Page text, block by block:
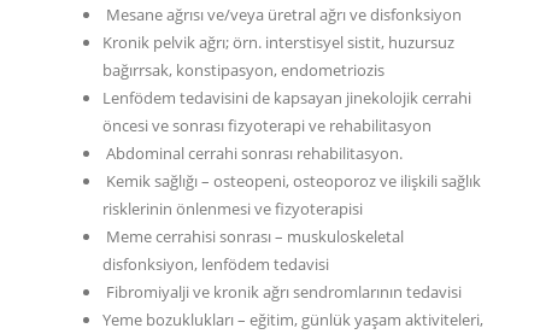
Mesane ağrısı ve/veya üretral ağrı ve disfonksiyon
Kronik pelvik ağrı; örn. interstisyel sistit, huzursuz
bağırrsak, konstipasyon, endometriozis
Lenfödem tedavisini de kapsayan jinekolojik cerrahi
öncesi ve sonrası fizyoterapi ve rehabilitasyon
Abdominal cerrahi sonrası rehabilitasyon.
Kemik sağlığı – osteopeni, osteoporoz ve ilişkili sağlık
risklerinin önlenmesi ve fizyoterapisi
Meme cerrahisi sonrası – muskuloskeletal
disfonksiyon, lenfödem tedavisi
Fibromiyalji ve kronik ağrı sendromlarının tedavisi
Yeme bozuklukları – eğitim, günlük yaşam aktiviteleri,